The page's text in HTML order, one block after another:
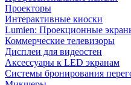
Проекторы
Интерактивные киоски
Lumien: Проекционные
Коммерческие телевизоры
Дисплеи для видеостен
Аксессуары к LED экранам
Системы бронирования